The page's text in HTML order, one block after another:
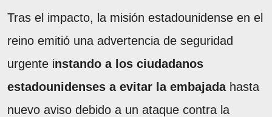
Tras el impacto, la misión estadounidense en el
reino emitió una advertencia de seguridad
urgente instando a los ciudadanos
estadounidenses a evitar la embajadahasta
nuevo aviso debido a un ataque contra la